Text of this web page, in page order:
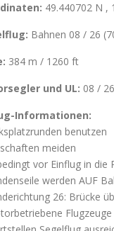
49.440702 N ,
Bahnen 08 / 26
384 m / 1260 ft
und UL: 08 /
Informationen:
benutzen
meiden
vor Einflug in die
werden AUF
26: Brücke